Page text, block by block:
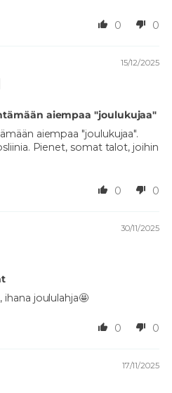
0 0
15/12/2025
aiempaa "joulukujaa"
aiempaa "joulukujaa".
Pienet, somat talot, joihin
0 0
30/11/2025
joululahja🤩
0 0
17/11/2025